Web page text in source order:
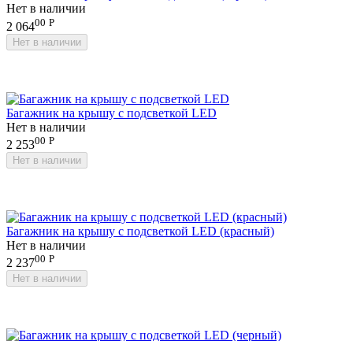
Нет в наличии
2 06400 Р
Нет в наличии
Багажник на крышу с подсветкой LED
Нет в наличии
2 25300 Р
Нет в наличии
Багажник на крышу с подсветкой LED (красный)
Нет в наличии
2 23700 Р
Нет в наличии